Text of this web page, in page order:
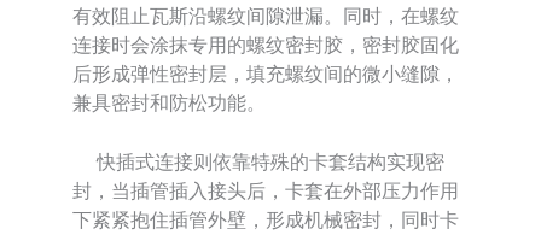
有效阻止瓦斯沿螺纹间隙泄漏。同时，在螺纹
连接时会涂抹专用的螺纹密封胶，密封胶固化
后形成弹性密封层，填充螺纹间的微小缝隙，
兼具密封和防松功能。
快插式连接则依靠特殊的卡套结构实现密
封，当插管插入接头后，卡套在外部压力作用
下紧紧抱住插管外壁，形成机械密封，同时卡